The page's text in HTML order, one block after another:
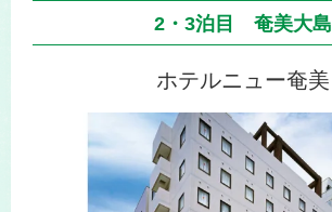
2・3泊目 奄美大島
ホテルニュー奄美